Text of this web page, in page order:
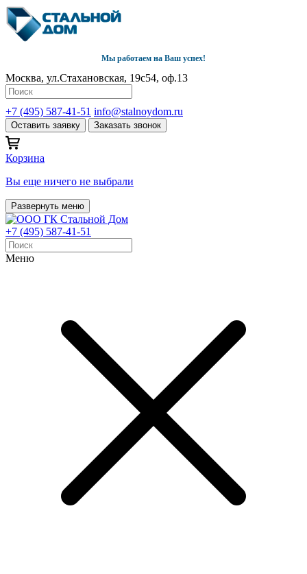
Мы работаем на Ваш успех!
Москва, ул.Стахановская, 19с54, оф.13
+7 (495) 587-41-51 info@stalnoydom.ru
Оставить заявку Заказать звонок
Корзина
Вы еще ничего не выбрали
Развернуть меню
+7 (495) 587-41-51
Меню